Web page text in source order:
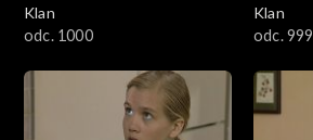
4401–4500
Klan
odc. 1000
Klan
odc. 999